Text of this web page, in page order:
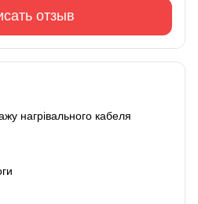
отзыв
нагрівального кабеля